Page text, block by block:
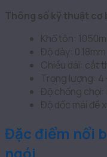
Thông số kỹ thuật cơ
Khổ tôn:
Độ dày:
Chiều dài: cắt
Trọng lượng: 4
Độ chống
Độ dốc mái đề
Đặc điểm nổi
ngói